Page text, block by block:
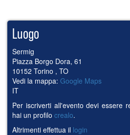
Luogo
Sermig
Piazza Borgo Dora, 61
10152 Torino , TO
Vedi la mappa: Google Maps
IT
Per iscriverti all'evento devi essere
hai un profilo crealo.
Altrimenti effettua il login